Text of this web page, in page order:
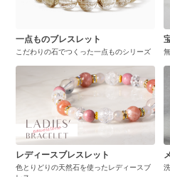
一点ものブレスレット
こだわりの石でつくった一点ものシリーズ
レディースブレスレット
色とりどりの天然石を使ったレディースブ